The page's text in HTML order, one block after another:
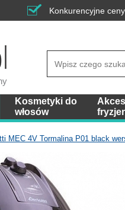
Konkurencyjne ceny
Kosmetyki do
włosów
MEC 4V Tormalina P01 black